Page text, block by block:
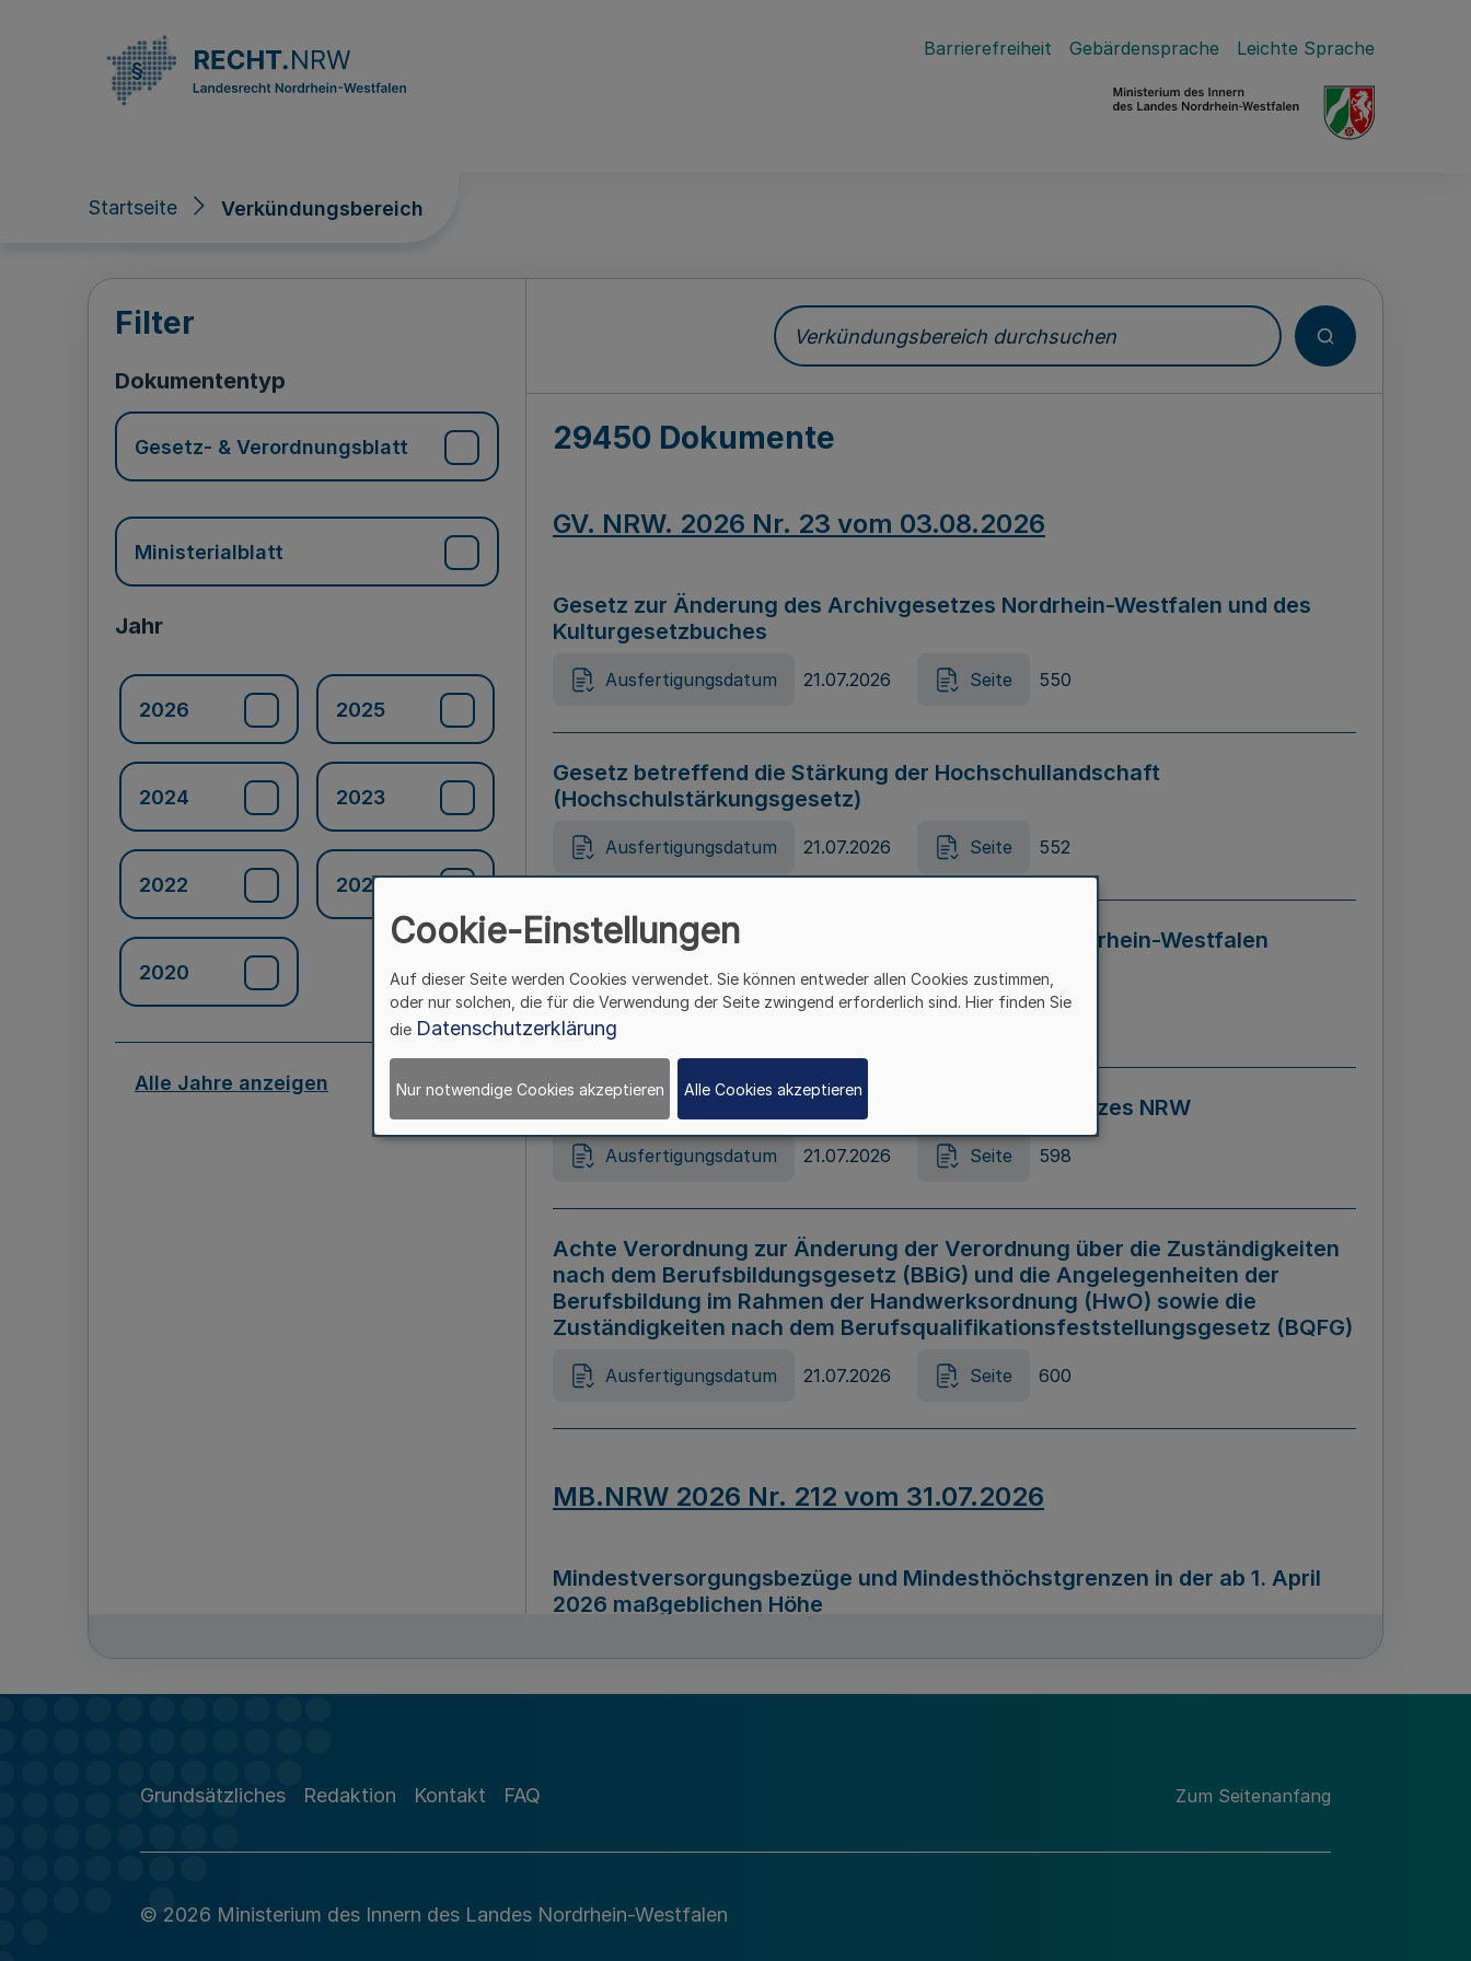
Barrierefreiheit Gebärdensprache Leichte Sprache
Startseite Verkündungsbereich
Verkündungsbereich
Filter
Dokumententyp
Gesetz- & Verordnungsblatt
Ministerialblatt
Jahr
2026 2025
2024 2023
2022 2021
2020
Alle Jahre anzeigen
Verkündungsbereich durchsuchen
29450 Dokumente
GV. NRW. 2026 Nr. 23 vom 03.08.2026
Gesetz zur Änderung des Archivgesetzes Nordrhein-Westfalen und des
Kulturgesetzbuches
Ausfertigungsdatum 21.07.2026 Seite 550
Gesetz betreffend die Stärkung der Hochschullandschaft
(Hochschulstärkungsgesetz)
Ausfertigungsdatum 21.07.2026 Seite 552
Gesetz zur Vermeidung von Diskriminierung in Nordrhein-Westfalen
(Landesantidiskriminierungsgesetz – LADG NRW)
Ausfertigungsdatum 21.07.2026 Seite 595
Gesetz zur Änderung des Online-Casinospiel Gesetzes NRW
Ausfertigungsdatum 21.07.2026 Seite 598
Achte Verordnung zur Änderung der Verordnung über die Zuständigkeiten
nach dem Berufsbildungsgesetz (BBiG) und die Angelegenheiten der
Berufsbildung im Rahmen der Handwerksordnung (HwO) sowie die
Zuständigkeiten nach dem Berufsqualifikationsfeststellungsgesetz (BQFG)
Ausfertigungsdatum 21.07.2026 Seite 600
MB.NRW 2026 Nr. 212 vom 31.07.2026
Mindestversorgungsbezüge und Mindesthöchstgrenzen in der ab 1. April
2026 maßgeblichen Höhe
Richtlinie zur Durchführung des Förderprogramms „Mittelstand Innovativ &
Grundsätzliches Redaktion Kontakt FAQ Zum Seitenanfang
© 2026 Ministerium des Innern des Landes Nordrhein-Westfalen
Cookie-Einstellungen
Auf dieser Seite werden Cookies verwendet. Sie können entweder allen Cookies zustimmen,
oder nur solchen, die für die Verwendung der Seite zwingend erforderlich sind. Hier finden Sie
die Datenschutzerklärung
Nur notwendige Cookies akzeptieren Alle Cookies akzeptieren